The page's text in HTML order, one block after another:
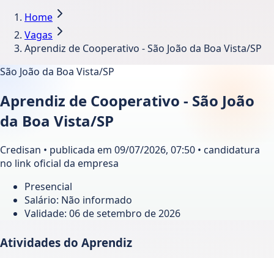
Home
Vagas
Aprendiz de Cooperativo - São João da Boa Vista/SP
São João da Boa Vista/SP
Aprendiz de Cooperativo - São João
da Boa Vista/SP
Credisan • publicada em 09/07/2026, 07:50 • candidatura
no link oficial da empresa
Presencial
Salário: Não informado
Validade: 06 de setembro de 2026
Atividades do Aprendiz